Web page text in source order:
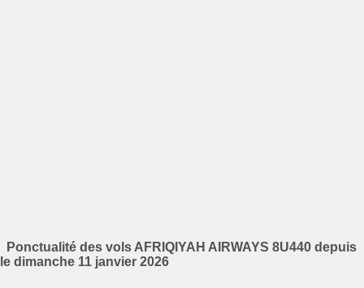
Ponctualité des vols AFRIQIYAH AIRWAYS 8U440 depuis
le dimanche 11 janvier 2026